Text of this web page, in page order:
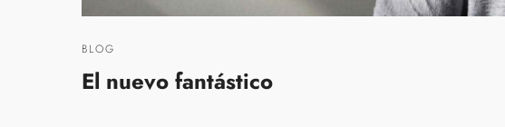
BLOG
El nuevo fantástico